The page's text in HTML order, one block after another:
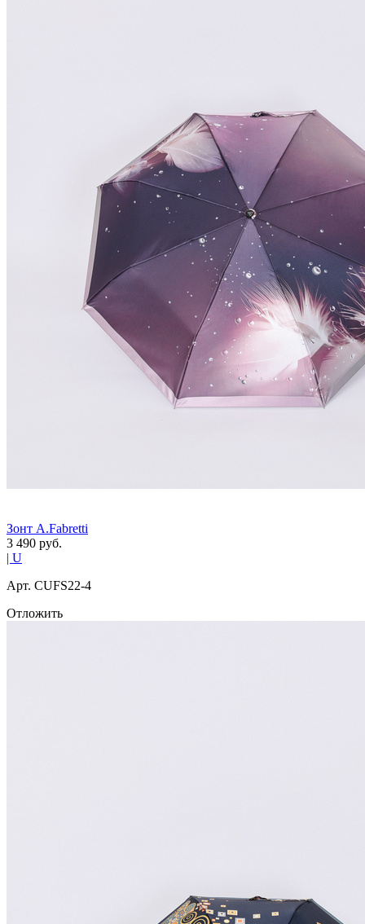
Зонт A.Fabretti
3 490 руб.
| U
Арт. СUFS22-4
Отложить